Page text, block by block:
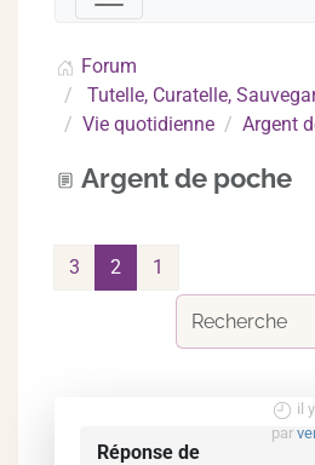
Forum
Tutelle, Curatelle,
Vie quotidienne
Argent
Argent de poche
1
2
3
il
par
Réponse de